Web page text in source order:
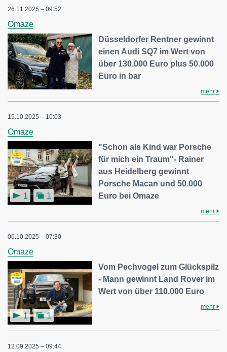
26.11.2025 – 09:52
Omaze
Düsseldorfer Rentner gewinnt
einen Audi SQ7 im Wert von
über 130.000 Euro plus 50.000
Euro in bar
mehr
15.10.2025 – 10:03
Omaze
1 1
"Schon als Kind war Porsche
für mich ein Traum"- Rainer
aus Heidelberg gewinnt
Porsche Macan und 50.000
Euro bei Omaze
mehr
06.10.2025 – 07:30
Omaze
1 1
Vom Pechvogel zum Glückspilz
- Mann gewinnt Land Rover im
Wert von über 110.000 Euro
mehr
12.09.2025 – 09:44